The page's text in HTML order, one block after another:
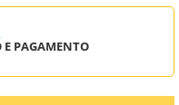
E PAGAMENTO